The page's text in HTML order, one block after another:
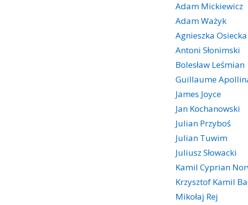
Adam Mickiewicz
Adam Ważyk
Agnieszka Osiecka
Antoni Słonimski
Bolesław Leśmian
Guillaume
James Joyce
Jan Kochanowski
Julian Przyboś
Julian Tuwim
Juliusz Słowacki
Kamil Cyprian
Krzysztof Kamil
Mikołaj Rej